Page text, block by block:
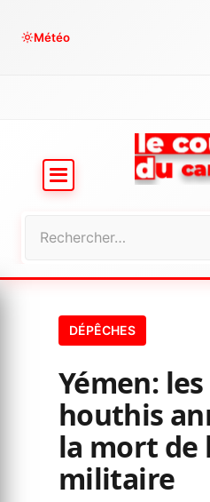
Météo
DÉPÊCHES
Yémen:
houthis
la mort de
militaire